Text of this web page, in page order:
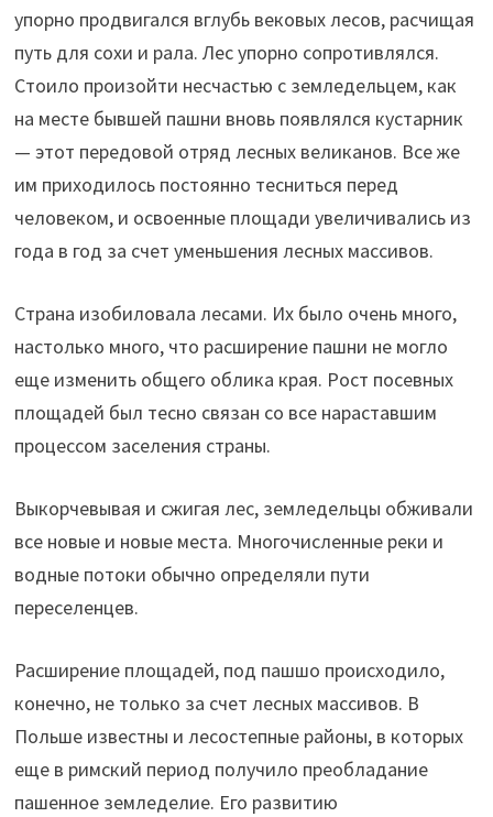
упорно продвигался вглубь вековых лесов, расчищая
путь для сохи и рала. Лес упорно сопротивлялся.
Стоило произойти несчастью с земледельцем, как
на месте бывшей пашни вновь появлялся кустарник
— этот передовой отряд лесных великанов. Все же
им приходилось постоянно тесниться перед
человеком, и освоенные площади увеличивались из
года в год за счет уменьшения лесных массивов.
Страна изобиловала лесами. Их было очень много,
настолько много, что расширение пашни не могло
еще изменить общего облика края. Рост посевных
площадей был тесно связан со все нараставшим
процессом заселения страны.
Выкорчевывая и сжигая лес, земледельцы обживали
все новые и новые места. Многочисленные реки и
водные потоки обычно определяли пути
переселенцев.
Расширение площадей, под пашшо происходило,
конечно, не только за счет лесных массивов. В
Польше известны и лесостепные районы, в которых
еще в римский период получило преобладание
пашенное земледелие. Его развитию